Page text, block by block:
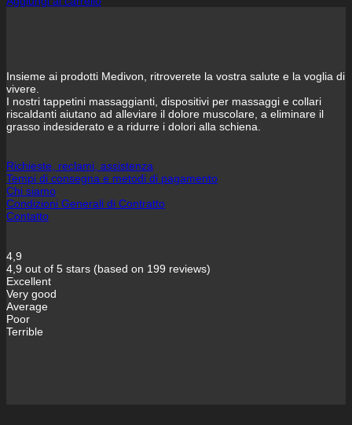
Insieme ai prodotti Medivon, ritroverete la vostra salute e la voglia di
vivere.
I nostri tappetini massaggianti, dispositivi per massaggi e collari
riscaldanti aiutano ad alleviare il dolore muscolare, a eliminare il
grasso indesiderato e a ridurre i dolori alla schiena.
Richieste, reclami, assistenza
Tempi di consegna e metodi di pagamento
Chi siamo
Condizioni Generali di Contratto
Contatto
4,9
4,9 out of 5 stars (based on 199 reviews)
Excellent
Very good
Average
Poor
Terrible